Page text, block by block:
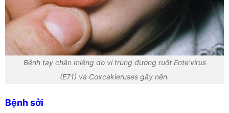
Bệnh tay chân miệng do vi trùng đường ruột Ente'virus
(E71) và Coxcakieruses gây nên.
Bệnh sởi